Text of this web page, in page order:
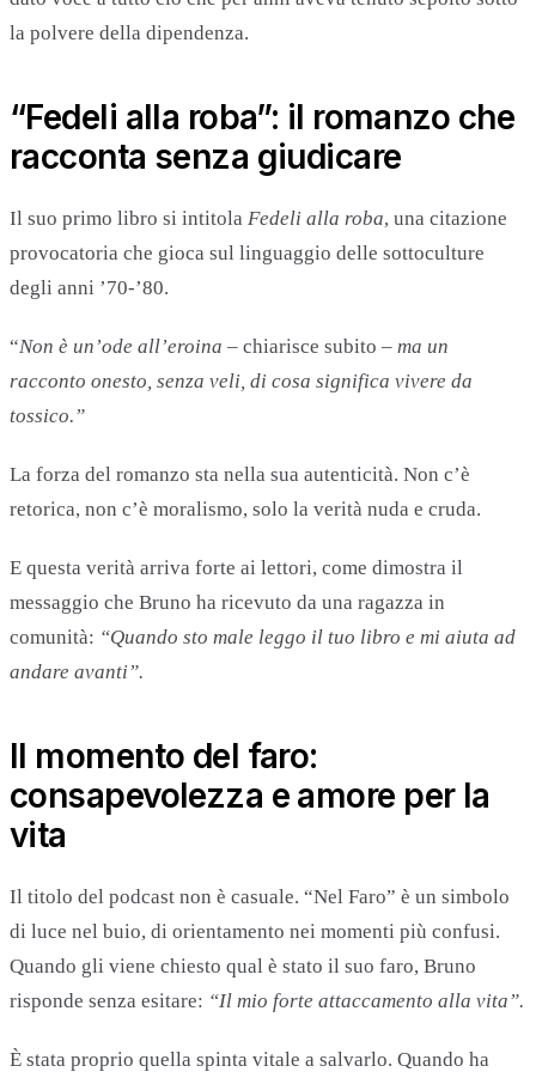
la polvere della dipendenza.
“Fedeli alla roba”: il romanzo che
racconta senza giudicare
Il suo primo libro si intitola Fedeli alla roba, una citazione
provocatoria che gioca sul linguaggio delle sottoculture
degli anni ’70-’80.
“Non è un’ode all’eroina – chiarisce subito – ma un
racconto onesto, senza veli, di cosa significa vivere da
tossico.”
La forza del romanzo sta nella sua autenticità. Non c’è
retorica, non c’è moralismo, solo la verità nuda e cruda.
E questa verità arriva forte ai lettori, come dimostra il
messaggio che Bruno ha ricevuto da una ragazza in
comunità: “Quando sto male leggo il tuo libro e mi aiuta ad
andare avanti”.
Il momento del faro:
consapevolezza e amore per la
vita
Il titolo del podcast non è casuale. “Nel Faro” è un simbolo
di luce nel buio, di orientamento nei momenti più confusi.
Quando gli viene chiesto qual è stato il suo faro, Bruno
risponde senza esitare: “Il mio forte attaccamento alla vita”.
È stata proprio quella spinta vitale a salvarlo. Quando ha